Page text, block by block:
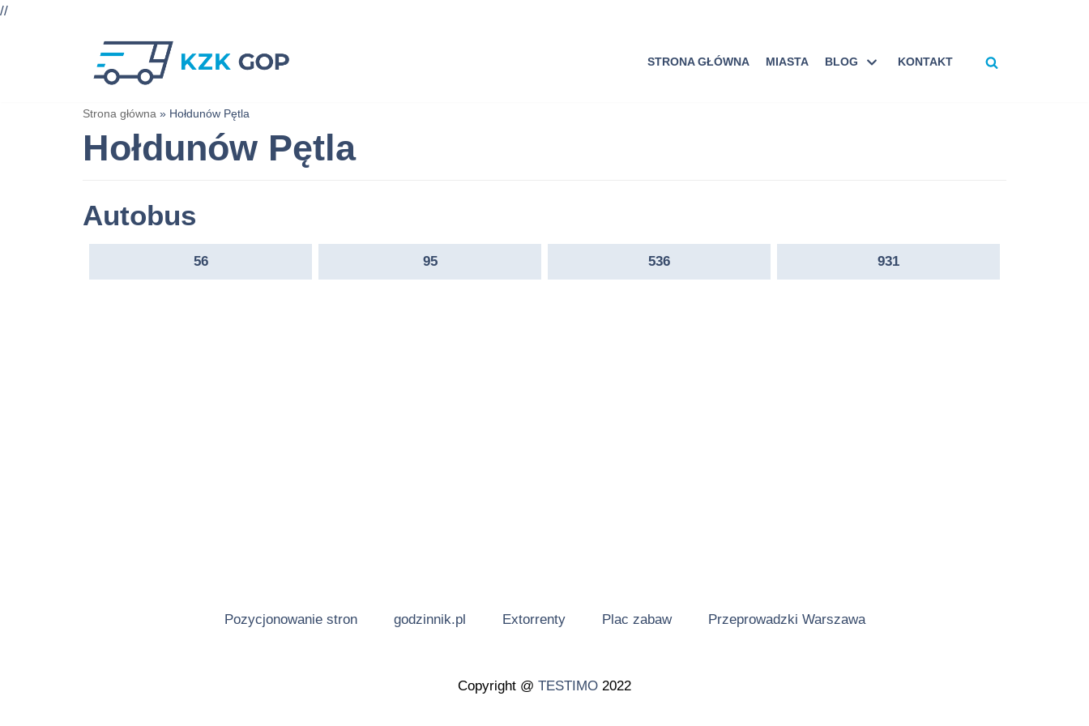
//
STRONA GŁÓWNA MIASTA BLOG KONTAKT
Strona główna » Hołdunów Pętla
Hołdunów Pętla
Autobus
56 95 536 931
Pozycjonowanie stron godzinnik.pl Extorrenty Plac zabaw Przeprowadzki Warszawa
Copyright @ TESTIMO 2022